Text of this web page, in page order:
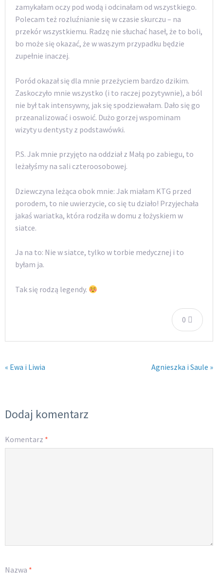
zamykałam oczy pod wodą i odcinałam od wszystkiego.
Polecam też rozluźnianie się w czasie skurczu – na
przekór wszystkiemu. Radzę nie słuchać haseł, że to boli,
bo może się okazać, że w waszym przypadku będzie
zupełnie inaczej.
Poród okazał się dla mnie przeżyciem bardzo dzikim.
Zaskoczyło mnie wszystko (i to raczej pozytywnie), a ból
nie był tak intensywny, jak się spodziewałam. Dało się go
przeanalizować i oswoić. Dużo gorzej wspominam
wizyty u dentysty z podstawówki.
P.S. Jak mnie przyjęto na oddział z Małą po zabiegu, to
leżałyśmy na sali czteroosobowej.
Dziewczyna leżąca obok mnie: Jak miałam KTG przed
porodem, to nie uwierzycie, co się tu działo! Przyjechała
jakaś wariatka, która rodziła w domu z łożyskiem w
siatce.
Ja na to: Nie w siatce, tylko w torbie medycznej i to
byłam ja.
Tak się rodzą legendy.
0
« Ewa i Liwia Agnieszka i Saule »
Dodaj komentarz
Komentarz *
Nazwa *